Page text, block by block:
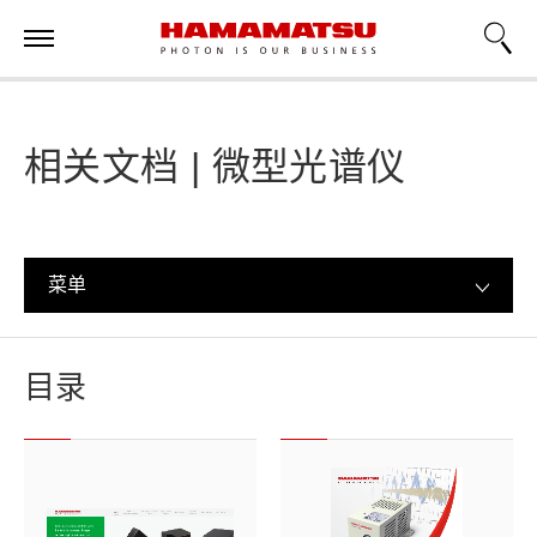
相关文档 | 微型光谱仪
菜单
目录